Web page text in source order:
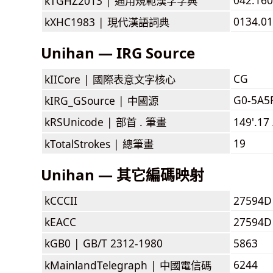
kXHC1983 | 現代漢語詞典
Unihan — IRG Source
kIICore | 國際表意文字核心
CG
kIRG_GSource | 中國源
G0-
kRSUnicode | 部首 . 筆畫 149'.17
kTotalStrokes | 總筆畫 19
Unihan — 其它編碼映射
kCCCII
27594D
kEACC
27594D
kGB0 | GB/T 2312-1980
5863
kMainlandTelegraph | 中國電信碼
6244